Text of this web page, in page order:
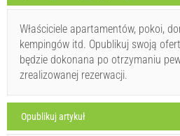
Ivan Nane (Holiday-Link.Com)
Musi odwiedzić(/)
Właściciele apartamentów, pokoi,
kempingów itd. Opublikuj swoją
będzie dokonana po otrzymaniu
zrealizowanej rezerwacji.
Opublikuj artykuł